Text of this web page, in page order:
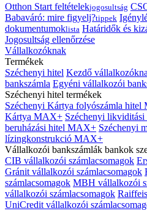
Otthon Start feltételekjogosultság
Babaváró: mire figyelj?tippek
dokumentumoklista Határidők és
Jogosultság ellenőrzése
Vállalkozóknak
Termékek
Széchenyi hitel Kezdő
bankszámla Egyéni vállalkozói
Széchenyi hitel termékek
Széchenyi Kártya folyószámla
Kártya MAX+ Széchenyi
beruházási hitel MAX+ Széchenyi
lízingkonstrukció MAX+
Vállalkozói bankszámlák bankok
CIB vállalkozói számlacsomagok
Gránit vállalkozói számlacsomagok
számlacsomagok MBH vállalkozói
vállalkozói számlacsomagok
UniCredit vállalkozói